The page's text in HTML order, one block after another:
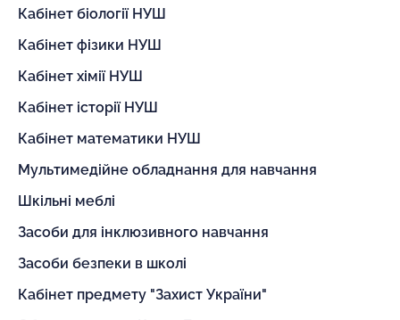
Кабінет біології НУШ
Кабінет фізики НУШ
Кабінет хімії НУШ
Кабінет історії НУШ
Кабінет математики НУШ
Мультимедійне обладнання для навчання
Шкільні меблі
Засоби для інклюзивного навчання
Засоби безпеки в школі
Кабінет предмету "Захист України"